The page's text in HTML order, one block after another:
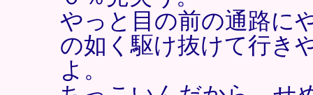
やっと目の前の通路に
の如く駆け抜けて行き
よ。